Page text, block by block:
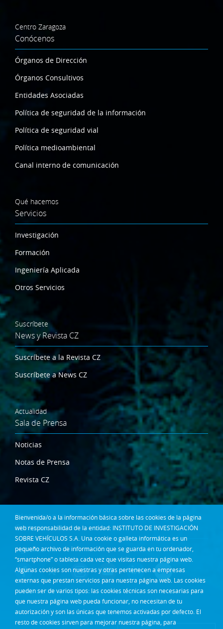
Bienvenida/o a la información básica sobre las cookies de la página
web responsabilidad de la entidad: INSTITUTO DE INVESTIGACIÓN
SOBRE VEHÍCULOS S.A. Una cookie o galleta informática es un
pequeño archivo de información que se guarda en tu ordenador,
“smartphone” o tableta cada vez que visitas nuestra página web.
Algunas cookies son nuestras y otras pertenecen a empresas
externas que prestan servicios para nuestra página web. Las cookies
pueden ser de varios tipos: las cookies técnicas son necesarias para
que nuestra página web pueda funcionar, no necesitan de tu
autorización y son las únicas que tenemos activadas por defecto. El
resto de cookies sirven para mejorar nuestra página, para
Centro Zaragoza
Conócenos
Órganos de Dirección
Órganos Consultivos
Entidades Asociadas
Política de seguridad de la información
Política de seguridad vial
Política medioambiental
Canal interno de comunicación
Qué hacemos
Servicios
Investigación
Formación
Ingeniería Aplicada
Otros Servicios
Suscríbete
News y Revista CZ
Suscríbete a la Revista CZ
Suscríbete a News CZ
Actualidad
Sala de Prensa
Noticias
Notas de Prensa
Revista CZ
Dónde estamos
Contacta
Síguenos en: